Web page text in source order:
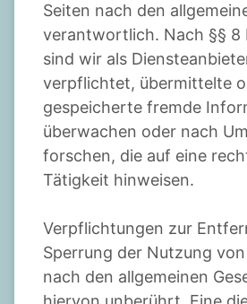
Seiten nach den
verantwortlich. Nach §§ 8
sind wir als
verpflichtet, übermittelte
gespeicherte fremde
überwachen oder nach
forschen, die auf eine
Tätigkeit hinweisen.
Verpflichtungen zur
Sperrung der Nutzung
nach den allgemeinen